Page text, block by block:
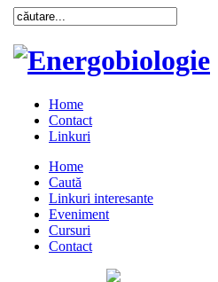
Home
Contact
Linkuri
Home
Caută
Linkuri interesante
Eveniment
Cursuri
Contact